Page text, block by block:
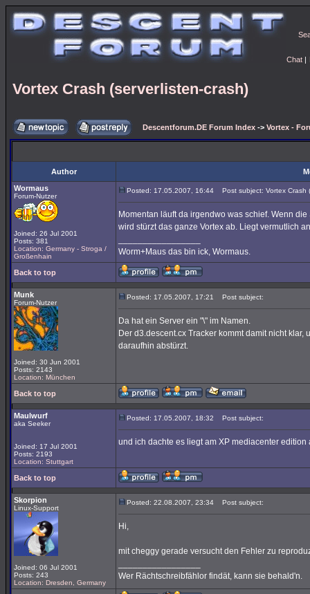
Chat |
Vortex Crash (serverlisten-crash)
Descentforum.DE Forum Index -> Vortex -
Author
Wormaus
Forum-Nutzer
Joined: 26 Jul 2001
Posts: 381
Location: Germany - Stroga /
Großenhain
Posted: 17.05.2007, 16:44 Post subject: Vortex Crash
Momentan läuft da irgendwo was schief. Wenn
wird stürzt das ganze Vortex ab. Liegt vermutlich
Worm+Maus das bin ick, Wormaus.
Back to top
Munk
Forum-Nutzer
Joined: 30 Jun 2001
Posts: 2143
Location: München
Posted: 17.05.2007, 17:21 Post subject:
Da hat ein Server ein "\" im Namen.
Der d3.descent.cx Tracker kommt damit nicht
daraufhin abstürzt.
Back to top
Maulwurf
aka Seeker
Joined: 17 Jul 2001
Posts: 2193
Location: Stuttgart
Posted: 17.05.2007, 18:32 Post subject:
und ich dachte es liegt am XP mediacenter
Back to top
Skorpion
Linux-Support
Joined: 06 Jul 2001
Posts: 243
Location: Dresden, Germany
Posted: 22.08.2007, 23:34 Post subject:
Hi,
mit cheggy gerade versucht den Fehler zu
Wer Rächtschreibfählor findät, kann sie behald'n.